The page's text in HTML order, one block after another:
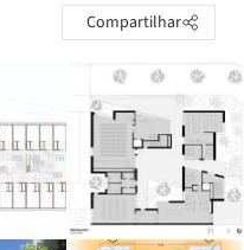
Compartilhar